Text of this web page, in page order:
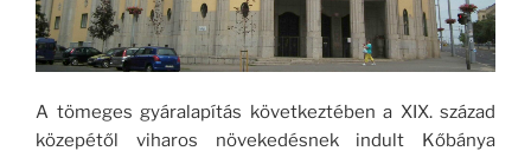
A tömeges gyáralapítás következtében a XIX. század
közepétől viharos növekedésnek indult Kőbánya